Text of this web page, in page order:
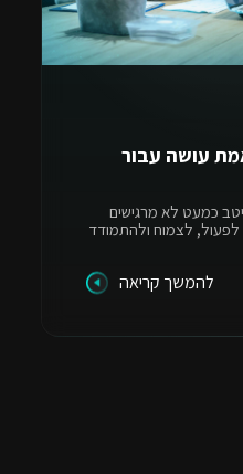
עושה עבור
כמעט לא מרגישים
לצמוח ולהתמודד
להמשך קריאה